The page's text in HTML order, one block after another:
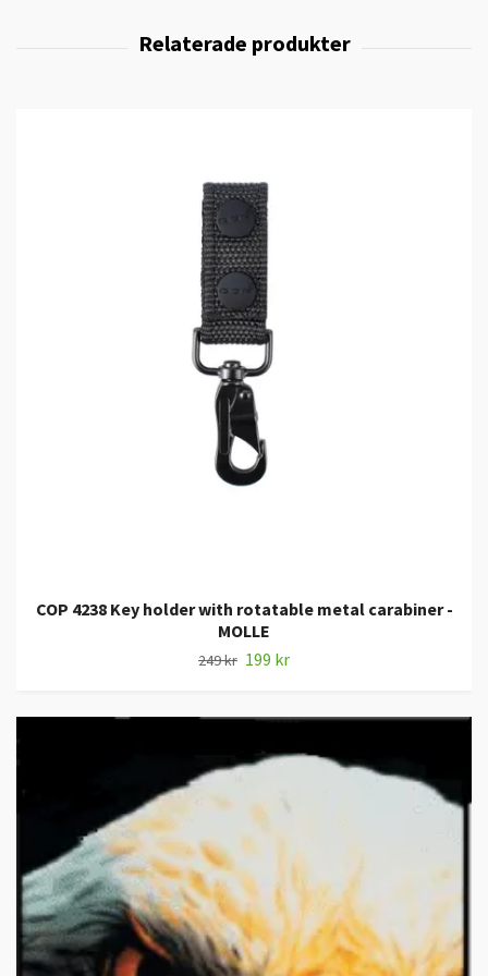
COP 4238 Key holder with rotatable metal carabiner -
MOLLE
249 kr 199 kr